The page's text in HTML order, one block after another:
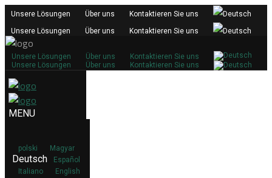
Unsere Lösungen
Unsere Lösungen
Über uns
Über uns
Kontaktieren Sie uns
Kontaktieren Sie uns
Unsere Lösungen
Unsere Lösungen
Über uns
Über uns
Kontaktieren Sie uns
Kontaktieren Sie uns
polski Magyar
Deutsch
Español
Italiano
English